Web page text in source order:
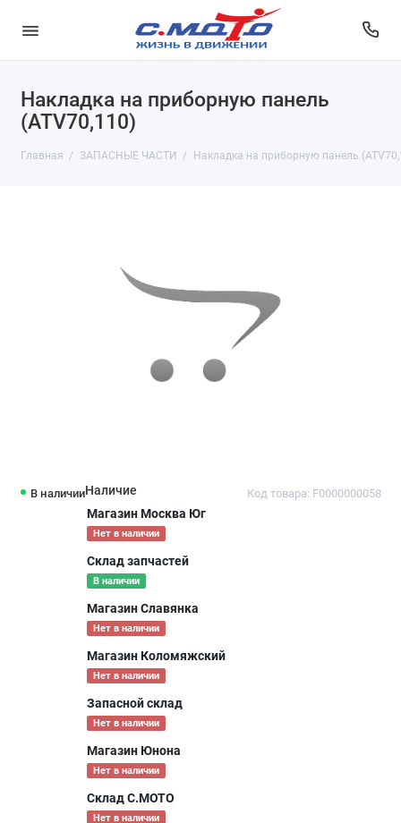
Накладка на приборную панель
(ATV70,110)
Главная ЗАПАСНЫЕ ЧАСТИ Накладка на приборную панель
В наличии Код товара: F0000000058
Наличие
Магазин Москва Юг
Нет в наличии
Склад запчастей
В наличии
Магазин Славянка
Нет в наличии
Магазин Коломяжский
Нет в наличии
Запасной склад
Нет в наличии
Магазин Юнона
Нет в наличии
Склад С.МОТО
Нет в наличии